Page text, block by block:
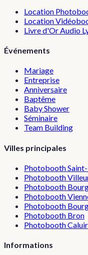
Location
Location
Livre d'Or Audio
Événements
Mariage
Entreprise
Anniversaire
Baptême
Baby Shower
Séminaire
Team Building
Villes principales
Photobooth
Photobooth
Photobooth
Photobooth
Photobooth
Photobooth Bron
Photobooth
Informations